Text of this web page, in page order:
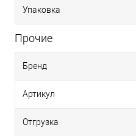
Упаковка
Прочие
Бренд
Артикул
Отгрузка